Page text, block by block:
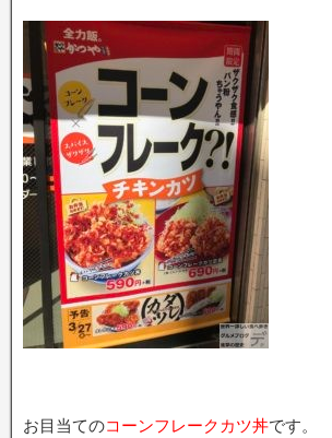
お目当てのコーンフレークカツ丼です。